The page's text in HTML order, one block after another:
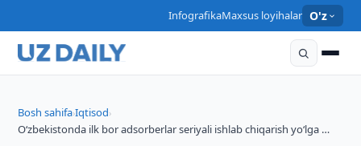
InfografikaMaxsus loyihalar O'z
Bosh sahifa›Iqtisod›
O‘zbekistonda ilk bor adsorberlar seriyali ishlab chiqarish yo‘lga …